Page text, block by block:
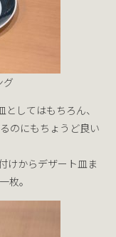
グ
してはもちろん、
のにもちょうど良い
けからデザート皿ま
枚。